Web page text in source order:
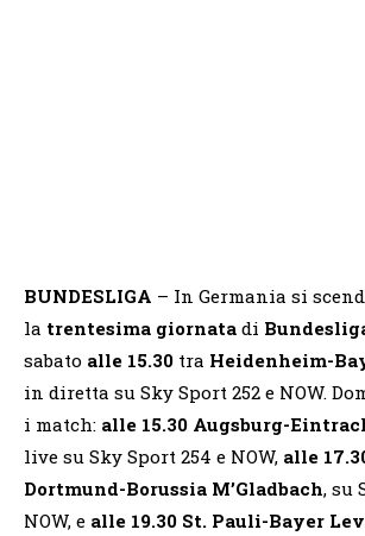
BUNDESLIGA – In Germania si
la trentesima giornata di
sabato alle 15.30 tra Heidenheim-
in diretta su Sky Sport 252 e NOW.
i match: alle 15.30 Augsburg-
live su Sky Sport 254 e NOW, alle
Dortmund-Borussia M’Gladbach, su
NOW, e alle 19.30 St. Pauli-Bayer